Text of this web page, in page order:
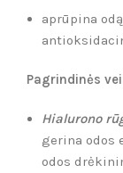
aprūpina
Pagrindinės
Hialurono
gerina odos
odos